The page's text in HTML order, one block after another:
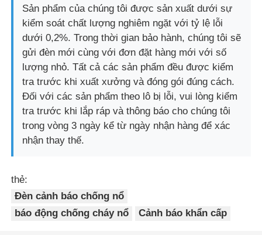
Sản phẩm của chúng tôi được sản xuất dưới sự
kiểm soát chất lượng nghiêm ngặt với tỷ lệ lỗi
dưới 0,2%. Trong thời gian bảo hành, chúng tôi sẽ
gửi đèn mới cùng với đơn đặt hàng mới với số
lượng nhỏ. Tất cả các sản phẩm đều được kiểm
tra trước khi xuất xưởng và đóng gói đúng cách.
Đối với các sản phẩm theo lô bị lỗi, vui lòng kiểm
tra trước khi lắp ráp và thông báo cho chúng tôi
trong vòng 3 ngày kể từ ngày nhận hàng để xác
nhận thay thế.
thẻ:
Đèn cảnh báo chống nổ
báo động chống cháy nổ
Cảnh báo khẩn cấp